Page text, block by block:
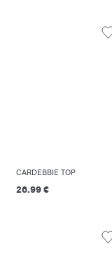
CARDEBBIE TOP
26.99 €